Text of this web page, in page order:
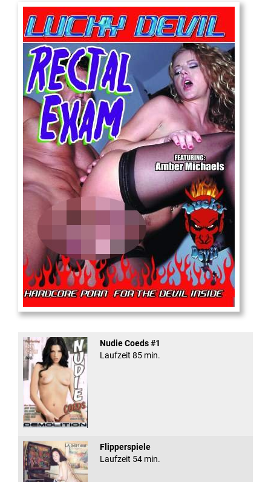
Rectal Exam
Nudie Coeds #1
Laufzeit 85 min.
Flipperspiele
Laufzeit 54 min.